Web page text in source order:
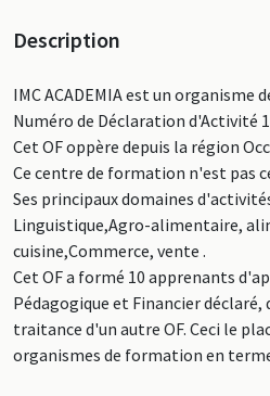
Description
IMC ACADEMIA est un organisme
Numéro de Déclaration d'Activité
Cet OF oppère depuis la région
Ce centre de formation n'est pas
Ses principaux domaines
Linguistique,Agro-alimentaire,
cuisine,Commerce, vente .
Cet OF a formé 10 apprenants
Pédagogique et Financier déclaré,
traitance d'un autre OF. Ceci le
organismes de formation en